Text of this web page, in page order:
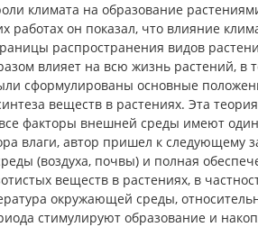
климата на образование
работах он показал, что влияние
распространения видов
влияет на всю жизнь растений, в
сформулированы основные
веществ в растениях. Эта
факторы внешней среды имеют
влаги, автор пришел к
(воздуха, почвы) и полная
веществ в растениях, в
окружающей среды,
стимулируют образование и